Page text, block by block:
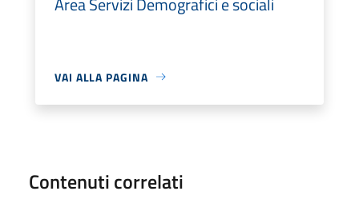
VAI ALLA PAGINA
Contenuti correlati